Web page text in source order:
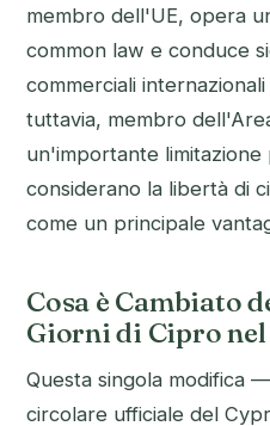
membro dell'UE, opera
common law e conduce
commerciali
tuttavia, membro
un'importante
considerano la libertà di
come un principale
Cosa è Cambiato
Giorni di Cipro
Questa singola modifica
circolare ufficiale del